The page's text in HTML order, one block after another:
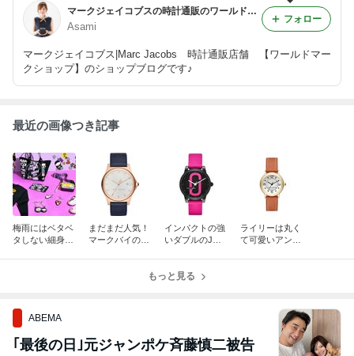
マークジェイコブスの時計通販のワールドマークショップの店主ブログ
Asami
マークジェイコブス|Marc Jacobs 時計通販店舗 【ワールドマー
クショップ】のショップブログです♪
フォロー
最近の画像つき記事
梅雨にはベタベ
タしない細身の
まだまだ人気！
マークバイのヘ
インパクトの強
いダブルのJが
ライリーは丸く
て可愛いアンテ
もっと見る
ABEMA
｢最後の日｣元ジャンポケ斉藤慎二被告